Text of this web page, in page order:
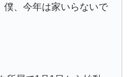
僕、今年は家いらないで